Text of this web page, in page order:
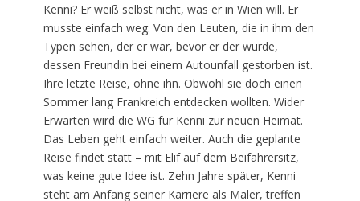
Kenni? Er weiß selbst nicht, was er in Wien will. Er
musste einfach weg. Von den Leuten, die in ihm den
Typen sehen, der er war, bevor er der wurde,
dessen Freundin bei einem Autounfall gestorben ist.
Ihre letzte Reise, ohne ihn. Obwohl sie doch einen
Sommer lang Frankreich entdecken wollten. Wider
Erwarten wird die WG für Kenni zur neuen Heimat.
Das Leben geht einfach weiter. Auch die geplante
Reise findet statt – mit Elif auf dem Beifahrersitz,
was keine gute Idee ist. Zehn Jahre später, Kenni
steht am Anfang seiner Karriere als Maler, treffen